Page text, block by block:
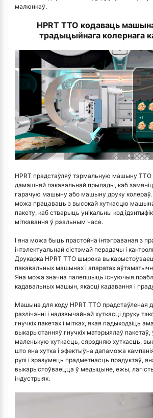
малюнкаў.
HPRT TTO кодаваць
традыцыйнага колернага
HPRT прадстаўляў тэрмальную машыну TTO
дамашняй пакавальнай прылады, каб
гарачую машыну або машыну друку
можа працаваць з высокай хуткасцю
пакету, каб стварыць унікальны код
міткавання ў рэальным часе.
І яна можа быць прастойна інтэграваная з
інтэлектуальнай сістэмай перадачы і
Друкарка HPRT TTO шырока
пакавальных машынах і апаратах
Яна можа значна палепшыць існуючыя
кадавальных машын, якасці кадавання і
Машына для коду HPRT TTO прадстаўленая
разлічэнні і надзвычайнай хуткасці друку
гнучкіх пакетах і мітках, якая падыходзіць
выкарыстанняў гнучкіх матэрыялаў
маленькую хуткасць, сярэдняю хуткасць,
што яна хутка і эфектыўна дапаможа
рулі і зразумець прадметнасць прадуктаў,
выкарыстоўваецца ў медыцыне, ежы,
індустрыях.